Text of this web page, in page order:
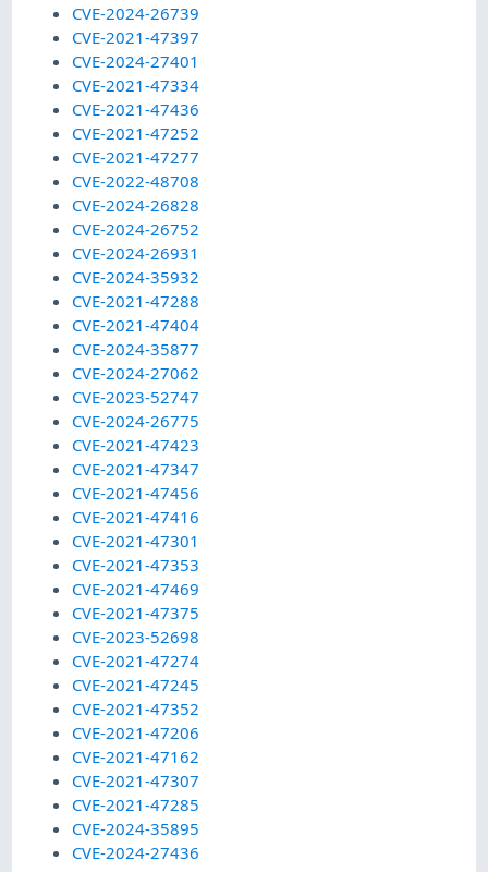
CVE-2024-26739
CVE-2021-47397
CVE-2024-27401
CVE-2021-47334
CVE-2021-47436
CVE-2021-47252
CVE-2021-47277
CVE-2022-48708
CVE-2024-26828
CVE-2024-26752
CVE-2024-26931
CVE-2024-35932
CVE-2021-47288
CVE-2021-47404
CVE-2024-35877
CVE-2024-27062
CVE-2023-52747
CVE-2024-26775
CVE-2021-47423
CVE-2021-47347
CVE-2021-47456
CVE-2021-47416
CVE-2021-47301
CVE-2021-47353
CVE-2021-47469
CVE-2021-47375
CVE-2023-52698
CVE-2021-47274
CVE-2021-47245
CVE-2021-47352
CVE-2021-47206
CVE-2021-47162
CVE-2021-47307
CVE-2021-47285
CVE-2024-35895
CVE-2024-27436